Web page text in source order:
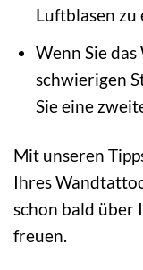
Luftblasen zu
Wenn Sie
schwierigen
Sie eine
Mit unseren
Ihres
schon bald über
freuen.